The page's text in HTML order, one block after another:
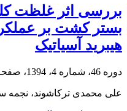
بررسی اثر غلظت
بستر کشت بر
هیبرید آسیاتیک
دوره 46، شماره 4، 1394، صفحه
علی محمدی ترکاشوند، نجمه